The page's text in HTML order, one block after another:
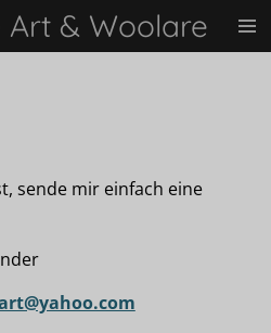
& Woolare
sende mir einfach eine